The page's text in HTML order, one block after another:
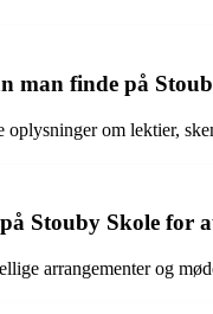
man finde på
om lektier,
Stouby Skole for
arrangementer og